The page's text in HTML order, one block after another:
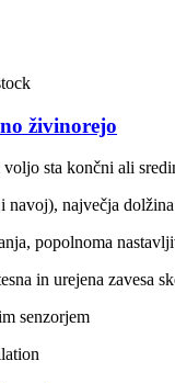
živinorejo
sta končni ali
največja
popolnoma
in urejena zavesa
senzorjem